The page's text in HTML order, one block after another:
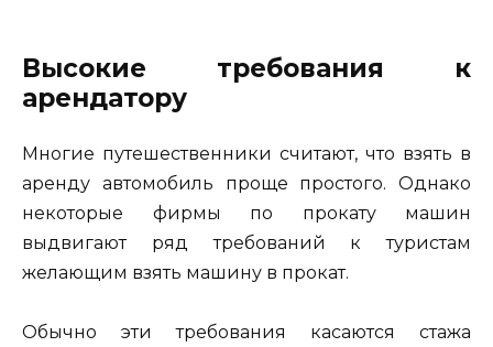
Высокие требования к
арендатору
Многие путешественники считают, что взять в
аренду автомобиль проще простого. Однако
некоторые фирмы по прокату машин
выдвигают ряд требований к туристам
желающим взять машину в прокат.
Обычно эти требования касаются стажа